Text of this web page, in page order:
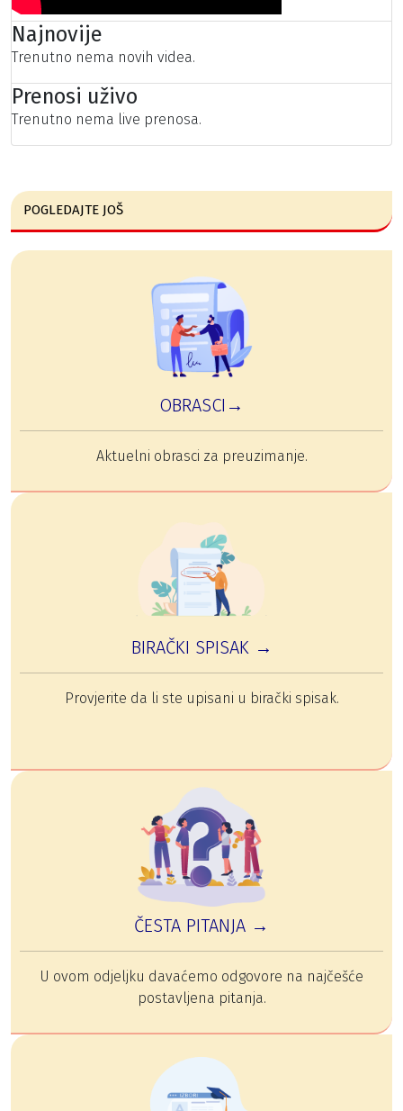
Najnovije
Trenutno nema novih videa.
Prenosi uživo
Trenutno nema live prenosa.
POGLEDAJTE JOŠ
OBRASCI→
Aktuelni obrasci za preuzimanje.
BIRAČKI SPISAK →
Provjerite da li ste upisani u birački spisak.
ČESTA PITANJA →
U ovom odjeljku davaćemo odgovore na najčešće
postavljena pitanja.